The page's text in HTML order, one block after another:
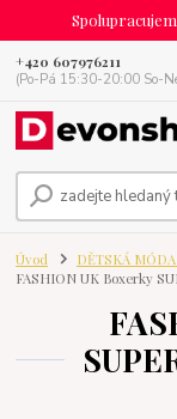
+420 607976211
(Po-Pá 15:30-20:00 So-
Úvod DĚTSKÁ MÓDA
FASHION UK Boxerky